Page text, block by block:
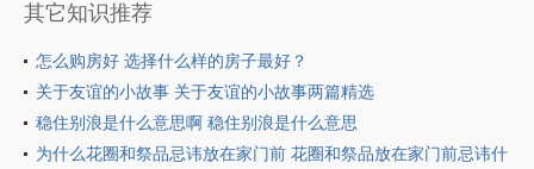
其它知识推荐
怎么购房好 选择什么样的房子最好？
关于友谊的小故事 关于友谊的小故事两篇精选
稳住别浪是什么意思啊 稳住别浪是什么意思
为什么花圈和祭品忌讳放在家门前 花圈和祭品放在家门前忌讳什